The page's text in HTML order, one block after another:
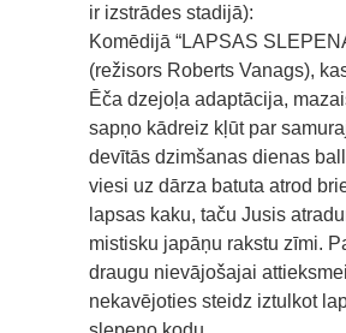
ir izstrādes stadijā):
Komēdijā “LAPSAS
(režisors Roberts Vanags),
Ēča dzejoļa adaptācija,
sapņo kādreiz kļūt par
devītās dzimšanas dienas
viesi uz dārza batuta atrod
lapsas kaku, taču Jusis
mistisku japāņu rakstu zīmi.
draugu nievājošajai
nekavējoties steidz iztulkot